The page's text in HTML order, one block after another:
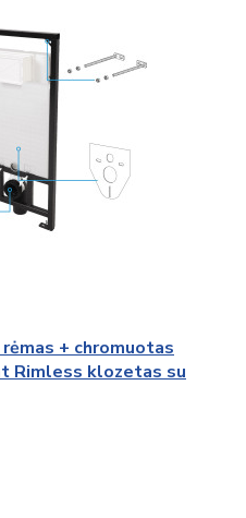
+ chromuotas
Rimless klozetas su